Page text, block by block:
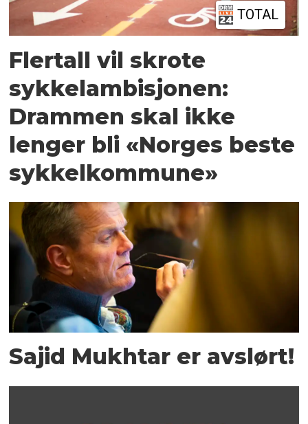
TOTAL
Flertall vil skrote
sykkelambisjonen:
Drammen skal ikke
lenger bli «Norges beste
sykkelkommune»
Sajid Mukhtar er avslørt!